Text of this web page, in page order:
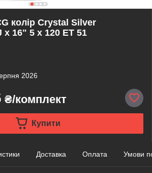
колір Crystal Silver
x 16" 5 x 120 ET 51
2026
₴/комплект
Купити
Доставка Оплата Умови